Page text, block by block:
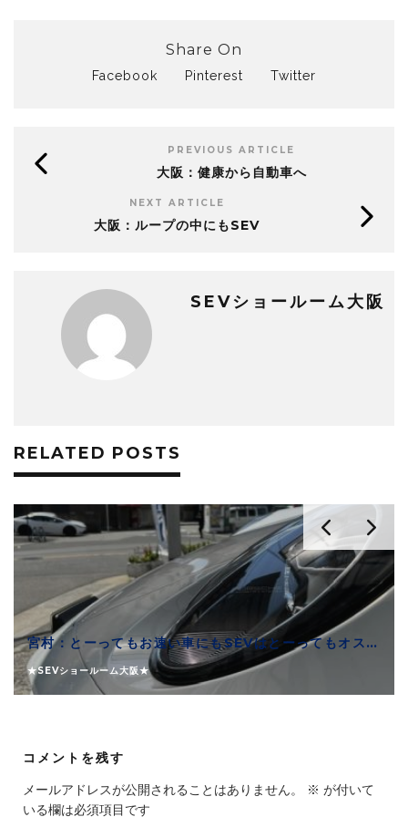
Share On
Facebook Pinterest Twitter
PREVIOUS ARTICLE
大阪：健康から自動車へ
NEXT ARTICLE
大阪：ループの中にもSEV
SEVショールーム大阪
RELATED POSTS
宮村：とーってもお速い車にもSEVはとーってもオススメできます
★SEVショールーム大阪★
コメントを残す
メールアドレスが公開されることはありません。 ※ が付いて
いる欄は必須項目です